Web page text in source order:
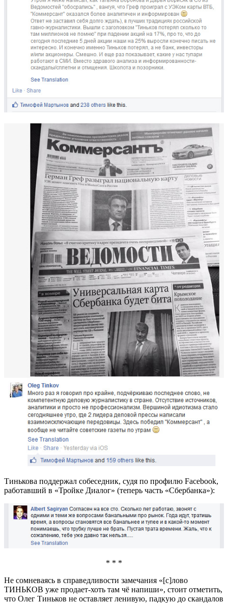
Тинькова поддержал собеседник, судя по профилю Facebook,
работавший в «Тройке Диалог» (теперь часть «Сбербанка»):
* * *
Не сомневаясь в справедливости замечания «[с]лово
ТИНЬКОВ уже продает-хоть там чё напиши», стоит отметить,
что Олег Тиньков не оставляет ленивую, падкую до скандалов